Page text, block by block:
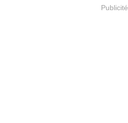
Publicité